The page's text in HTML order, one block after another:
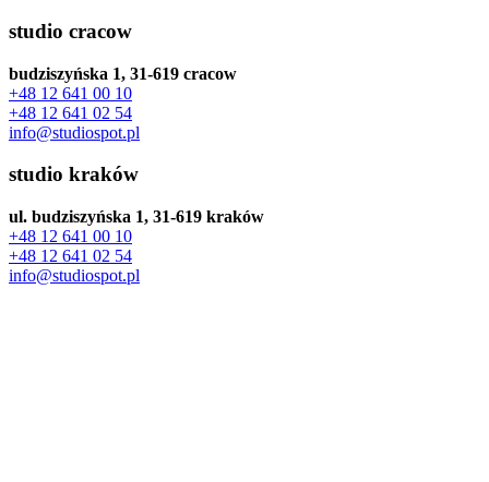
studio cracow
budziszyńska 1, 31-619 cracow
+48 12 641 00 10
+48 12 641 02 54
info@studiospot.pl
studio kraków
ul. budziszyńska 1, 31-619 kraków
+48 12 641 00 10
+48 12 641 02 54
info@studiospot.pl